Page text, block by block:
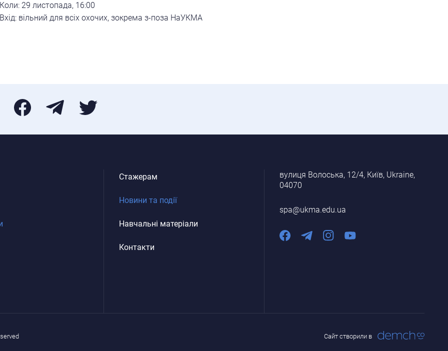
Коли: 29 листопада, 16:00
Вхід: вільний для всіх охочих, зокрема з-поза НаУКМА
Стажерам
Новини та події
Навчальні матеріали
Контакти
вулиця Волоська, 12/4, Київ, Ukraine,
04070
spa@ukma.edu.ua
Сайт створили в